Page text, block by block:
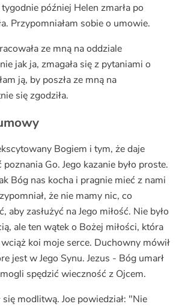
później Helen zmarła po
Przypomniałam sobie o umowie.
ze mną na oddziale
jak ja, zmagała się z pytaniami o
ją, by poszła ze mną na
się zgodziła.
Bogiem i tym, że daje
Go. Jego kazanie było proste.
Bóg nas kocha i pragnie mieć z nami
że nie mamy nic, co
aby zasłużyć na Jego miłość. Nie było
ale ten wątek o Bożej miłości, która
koi moje serce. Duchowny mówił
jest w Jego Synu. Jezus - Bóg umarł
spędzić wieczność z Ojcem.
modlitwą. Joe powiedział: "Nie